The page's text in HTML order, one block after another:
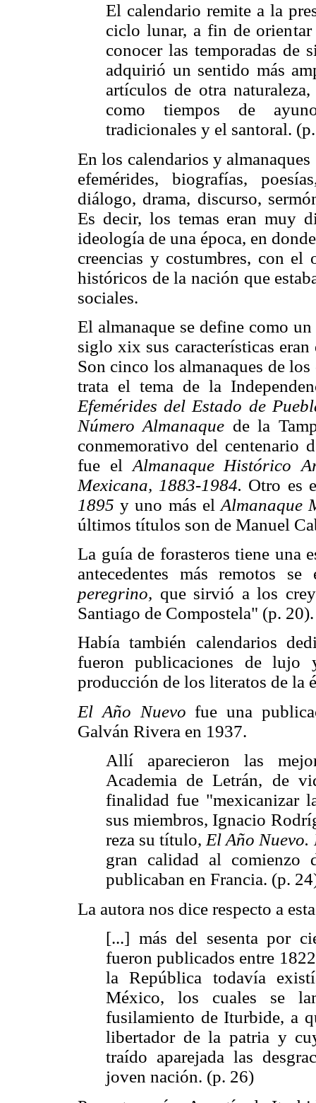
El calendario remite a la
ciclo lunar, a fin de orientar
conocer las temporadas de
adquirió un sentido más
artículos de otra
como tiempos de
tradicionales y el santoral.
En los calendarios y
efemérides, biografías,
diálogo, drama, discurso,
Es decir, los temas eran muy
ideología de una época, en
creencias y costumbres, con
históricos de la nación que
sociales.
El almanaque se define como
siglo xix sus características
Son cinco los almanaques de
trata el tema de la
Efemérides del Estado de
Número Almanaque de la
conmemorativo del centenario
fue el Almanaque Histórico
Mexicana, 1883-1984. Otro es
1895 y uno más elAlmanaque
últimos títulos son de Manuel
La guía de forasteros tiene una
antecedentes más remotos
peregrino, que sirvió a los
Santiago de Compostela" (p. 20).
Había también calendarios
fueron publicaciones de lujo
producción de los literatos de la
El Año Nuevo fue una
Galván Rivera en 1937.
Allí aparecieron las
Academia de Letrán, de
finalidad fue "mexicanizar
sus miembros, Ignacio
reza su título, El Año Nuevo.
gran calidad al
publicaban en Francia. (p.
La autora nos dice respecto a
[...] más del sesenta por
fueron publicados entre
la República todavía
México, los cuales se
fusilamiento de Iturbide, a
libertador de la patria y
traído aparejada las
joven nación. (p. 26)